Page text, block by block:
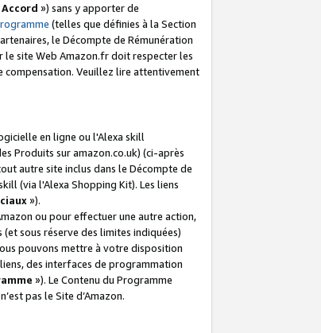
Accord ») sans y apporter de
(telles que définies à la Section
le Décompte de Rémunération
le site Web Amazon.fr doit respecter les
compensation. Veuillez lire attentivement
en ligne ou l'Alexa skill
Produits sur amazon.co.uk) (ci-après
autre site inclus dans le Décompte de
(via l'Alexa Shopping Kit). Les liens
»).
ou pour effectuer une autre action,
sous réserve des limites indiquées)
pouvons mettre à votre disposition
des interfaces de programmation
»). Le Contenu du Programme
pas le Site d’Amazon.